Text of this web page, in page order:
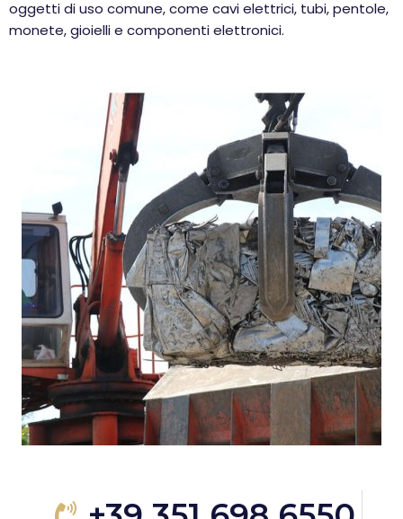
oggetti di uso comune, come cavi elettrici, tubi, pentole,
monete, gioielli e componenti elettronici.